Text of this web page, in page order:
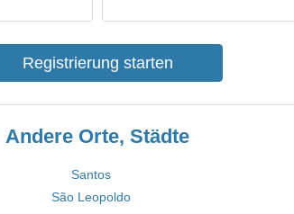
Registrierung starten
Andere Orte, Städte
Santos
São Leopoldo